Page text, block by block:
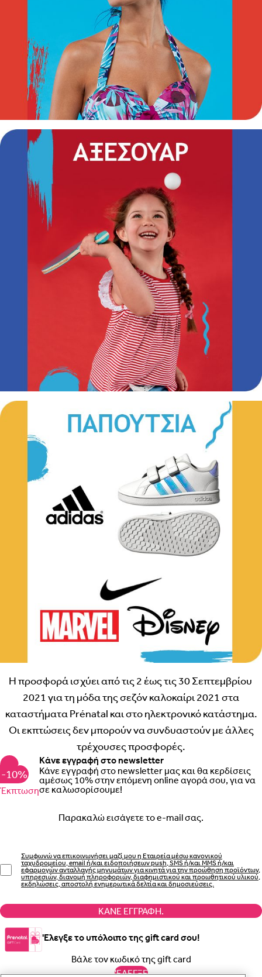
Η προσφορά ισχύει από τις 2 έως τις 30 Σεπτεμβρίου
2021 για τη μόδα της σεζόν καλοκαίρι 2021 στα
καταστήματα Prénatal και στο ηλεκτρονικό κατάστημα.
Οι εκπτώσεις δεν μπορούν να συνδυαστούν με άλλες
τρέχουσες προσφορές.
-10%
Έκπτωση
Κάνε εγγραφή στο newsletter
Κάνε εγγραφή στο newsletter μας και θα κερδίσεις
αμέσως 10% στην επόμενη online αγορά σου, για να
σε καλωσορίσουμε!
Συμφωνώ να επικοινωνήσει μαζί μου η Εταιρεία μέσω κανονικού
ταχυδρομείου, email ή/και ειδοποιήσεων push, SMS ή/και MMS ή/και
εφαρμογών ανταλλαγής μηνυμάτων για κινητά για την προώθηση προϊόντων,
υπηρεσιών, διανομή πληροφοριών, διαφημιστικού και προωθητικού υλικού,
εκδηλώσεις, αποστολή ενημερωτικά δελτία και δημοσιεύσεις.
ΚΆΝΕ ΕΓΓΡΑΦΉ.
'Ελεγξε το υπόλοιπο της gift card σου!
'ΕΛΕΓΞΕ